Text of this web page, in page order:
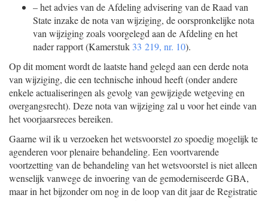
–het advies van de Afdeling advisering van de Raad van
State inzake de nota van wijziging, de oorspronkelijke nota
van wijziging zoals voorgelegd aan de Afdeling en het
nader rapport (Kamerstuk 33 219, nr. 10).
Op dit moment wordt de laatste hand gelegd aan een derde nota
van wijziging, die een technische inhoud heeft (onder andere
enkele actualiseringen als gevolg van gewijzigde wetgeving en
overgangsrecht). Deze nota van wijziging zal u voor het einde van
het voorjaarsreces bereiken.
Gaarne wil ik u verzoeken het wetsvoorstel zo spoedig mogelijk te
agenderen voor plenaire behandeling. Een voortvarende
voortzetting van de behandeling van het wetsvoorstel is niet alleen
wenselijk vanwege de invoering van de gemoderniseerde GBA,
maar in het bijzonder om nog in de loop van dit jaar de Registratie